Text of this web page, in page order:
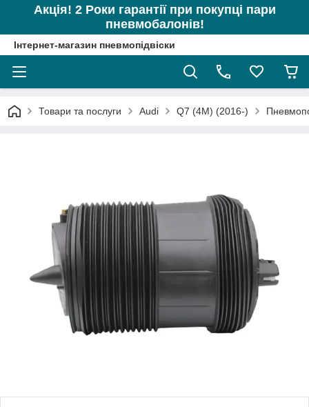
Акція! 2 Роки гарантії при покупці пари
пневмобалонів!
Інтернет-магазин пневмопідвіски
Товари та послуги Audi Q7 (4M) (2016-)